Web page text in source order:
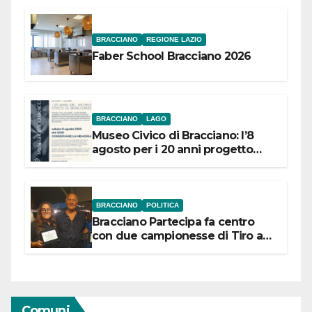
BRACCIANO REGIONE LAZIO
Faber School Bracciano 2026
BRACCIANO LAGO
Museo Civico di Bracciano: l’8
agosto per i 20 anni progetto
BRACCIANO POLITICA
Bracciano Partecipa fa centro
con due campionesse di Tiro a